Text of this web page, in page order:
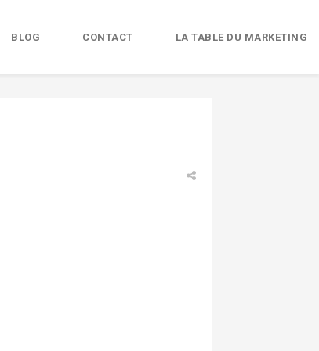
BLOG CONTACT LA TABLE DU MARKETING